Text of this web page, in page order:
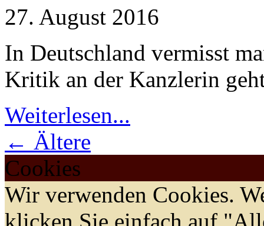
27. August 2016
In Deutschland vermisst
Kritik an der Kanzlerin
Weiterlesen...
← Ältere
Cookies
Wir verwenden Cookies.